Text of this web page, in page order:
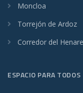
Moncloa
Torrejón de Ardoz
Corredor del
ESPACIO PARA TODOS